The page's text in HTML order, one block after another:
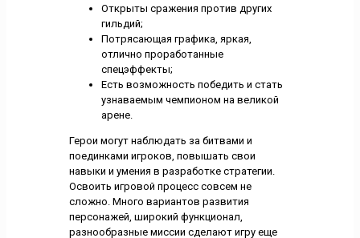
Открыты сражения против других
гильдий;
Потрясающая графика, яркая,
отлично проработанные
спецэффекты;
Есть возможность победить и стать
узнаваемым чемпионом на великой
арене.
Герои могут наблюдать за битвами и
поединками игроков, повышать свои
навыки и умения в разработке стратегии.
Освоить игровой процесс совсем не
сложно. Много вариантов развития
персонажей, широкий функционал,
разнообразные миссии сделают игру еще